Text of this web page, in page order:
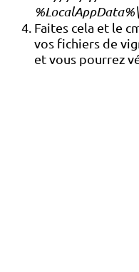
Faites cela et le
vos fichiers de
et vous pourrez